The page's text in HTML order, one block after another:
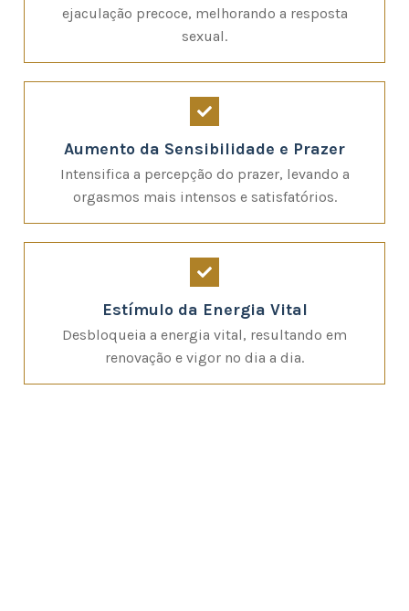
ejaculação precoce, melhorando a resposta
sexual.
Aumento da Sensibilidade e Prazer
Intensifica a percepção do prazer, levando a
orgasmos mais intensos e satisfatórios.
Estímulo da Energia Vital
Desbloqueia a energia vital, resultando em
renovação e vigor no dia a dia.